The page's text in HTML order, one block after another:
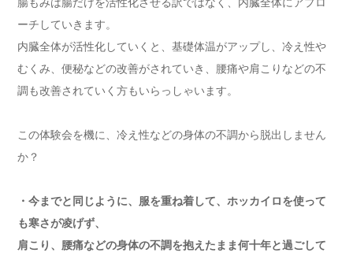
ーチしていきます。
内臓全体が活性化していくと、基礎体温がアップし、冷え性や
むくみ、便秘などの改善がされていき、腰痛や肩こりなどの不
調も改善されていく方もいらっしゃいます。
この体験会を機に、冷え性などの身体の不調から脱出しません
か？
・今までと同じように、服を重ね着して、ホッカイロを使って
も寒さが凌げず、
肩こり、腰痛などの身体の不調を抱えたまま何十年と過ごして